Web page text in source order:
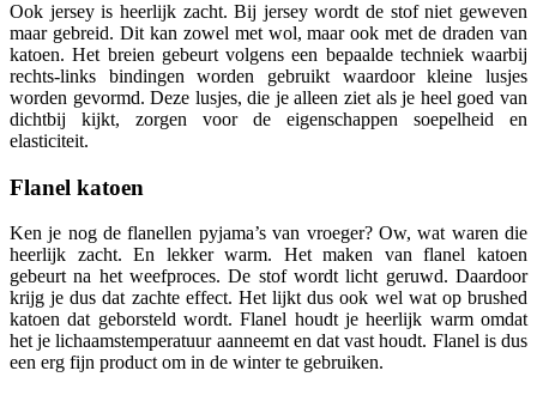
Ook jersey is heerlijk zacht. Bij jersey wordt de stof niet geweven
maar gebreid. Dit kan zowel met wol, maar ook met de draden van
katoen. Het breien gebeurt volgens een bepaalde techniek waarbij
rechts-links bindingen worden gebruikt waardoor kleine lusjes
worden gevormd. Deze lusjes, die je alleen ziet als je heel goed van
dichtbij kijkt, zorgen voor de eigenschappen soepelheid en
elasticiteit.
Flanel katoen
Ken je nog de flanellen pyjama’s van vroeger? Ow, wat waren die
heerlijk zacht. En lekker warm. Het maken van flanel katoen
gebeurt na het weefproces. De stof wordt licht geruwd. Daardoor
krijg je dus dat zachte effect. Het lijkt dus ook wel wat op brushed
katoen dat geborsteld wordt. Flanel houdt je heerlijk warm omdat
het je lichaamstemperatuur aanneemt en dat vast houdt. Flanel is dus
een erg fijn product om in de winter te gebruiken.